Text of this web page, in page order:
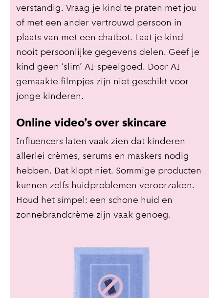
verstandig. Vraag je kind te praten met jou
of met een ander vertrouwd persoon in
plaats van met een chatbot. Laat je kind
nooit persoonlijke gegevens delen. Geef je
kind geen ‘slim’ AI-speelgoed. Door AI
gemaakte filmpjes zijn niet geschikt voor
jonge kinderen.
Online video’s over skincare
Influencers laten vaak zien dat kinderen
allerlei crèmes, serums en maskers nodig
hebben. Dat klopt niet. Sommige producten
kunnen zelfs huidproblemen veroorzaken.
Houd het simpel: een schone huid en
zonnebrandcrème zijn vaak genoeg.